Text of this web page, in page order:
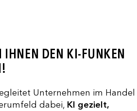
IHNEN DEN KI-FUNKEN
Unternehmen im Handel
dabei, KI gezielt,